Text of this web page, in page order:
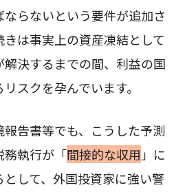
らないという要件が追加さ
は事実上の資産凍結として
決するまでの間、利益の国
スクを孕んでいます。
告書等でも、こうした予測
務執行が「間接的な収用」に
して、外国投資家に強い警